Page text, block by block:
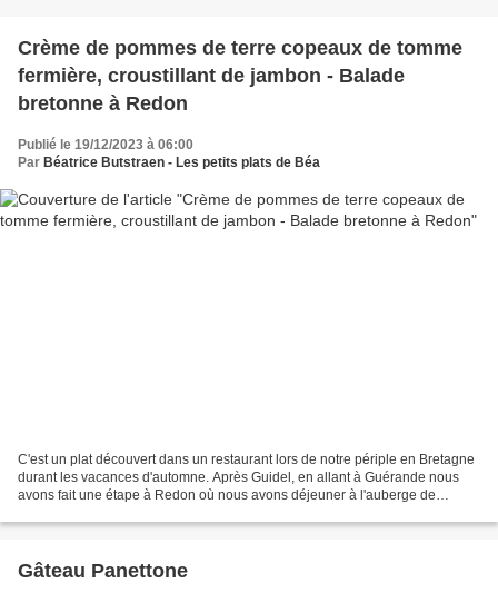
Crème de pommes de terre copeaux de tomme
fermière, croustillant de jambon - Balade
bretonne à Redon
Publié le 19/12/2023 à 06:00
Par Béatrice Butstraen - Les petits plats de Béa
C'est un plat découvert dans un restaurant lors de notre périple en Bretagne
durant les vacances d'automne. Après Guidel, en allant à Guérande nous
avons fait une étape à Redon où nous avons déjeuner à l'auberge de
Gâteau Panettone